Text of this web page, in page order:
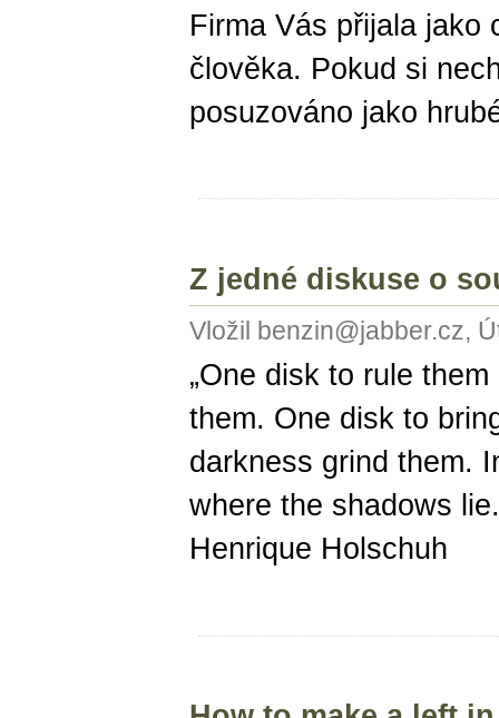
Firma Vás přijala jako
člověka. Pokud si
posuzováno jako
Z jedné diskuse o
Vložil benzin@jabber.cz,
„One disk to rule
them. One disk to
darkness grind them.
where the shadows
Henrique Holschuh